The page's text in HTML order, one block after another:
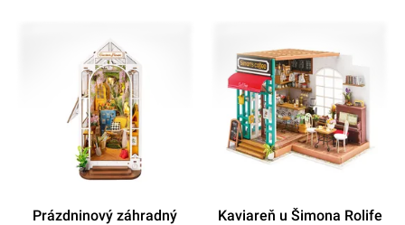
Prázdninový záhradný
Kaviareň u Šimona Rolife